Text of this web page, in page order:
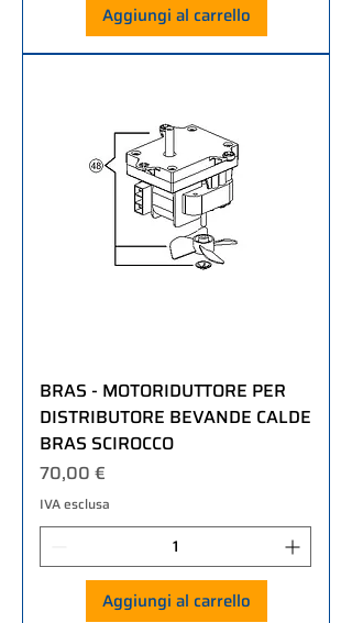
Aggiungi al carrello
BRAS - MOTORIDUTTORE PER
DISTRIBUTORE BEVANDE CALDE
BRAS SCIROCCO
Prezzo
70,00 €
IVA esclusa
Aggiungi al carrello